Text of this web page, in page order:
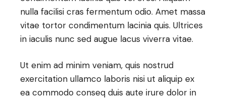
nulla facilisi cras fermentum odio. Amet massa
vitae tortor condimentum lacinia quis. Ultrices
in iaculis nunc sed augue lacus viverra vitae.
Ut enim ad minim veniam, quis nostrud
exercitation ullamco laboris nisi ut aliquip ex
ea commodo conseq duis aute irure dolor in